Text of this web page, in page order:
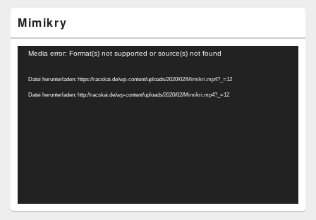
Mimikry
Video-
Media error: Format(s) not supported or source(s) not found
Datei herunterladen: https://racskai.de/wp-content/uploads/2020/02/Mimikri.mp4?_=12
Datei herunterladen: http://racskai.de/wp-content/uploads/2020/02/Mimikri.mp4?_=12